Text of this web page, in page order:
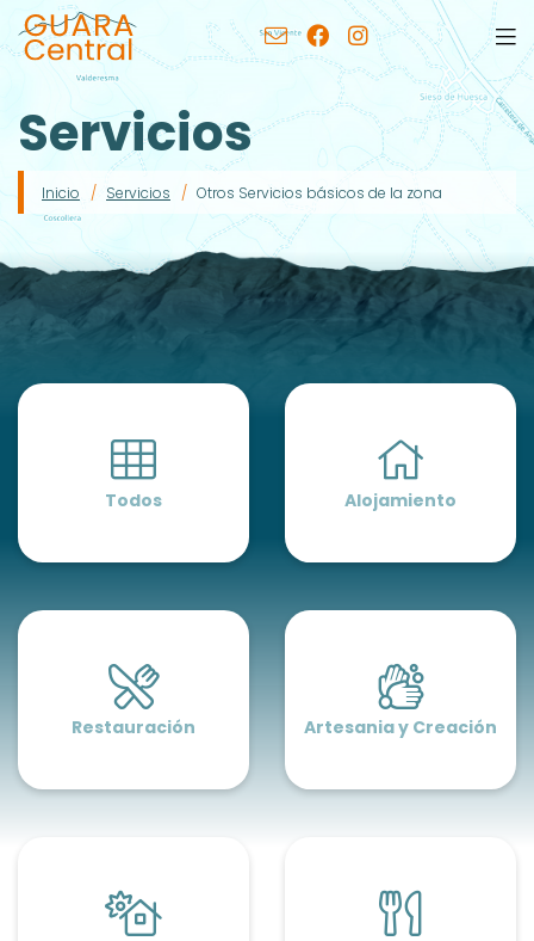
Servicios
Inicio Servicios Otros Servicios básicos de la zona
Todos Alojamiento
Restauración Artesania y Creación